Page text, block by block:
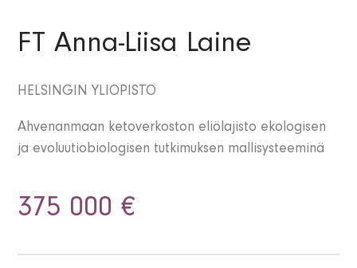
FT Anna-Liisa Laine
HELSINGIN YLIOPISTO
Ahvenanmaan ketoverkoston eliölajisto ekologisen
ja evoluutiobiologisen tutkimuksen mallisysteeminä
375 000 €